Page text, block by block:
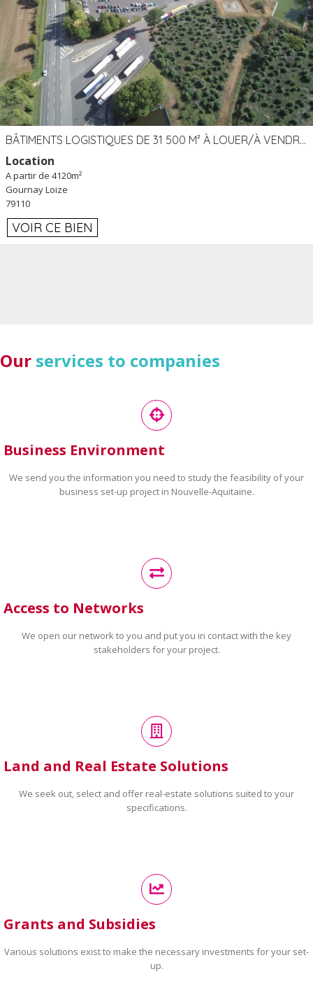
BÂTIMENTS LOGISTIQUES DE 31 500 M² À LOUER/À VENDRE SUR UN SITE DE 17 HA (79)
Location
A partir de 4120m²
Gournay Loize
79110
VOIR CE BIEN
Our services to companies
Business Environment
We send you the information you need to study the feasibility of your
business set-up project in Nouvelle-Aquitaine.
Access to Networks
We open our network to you and put you in contact with the key
stakeholders for your project.
Land and Real Estate Solutions
We seek out, select and offer real-estate solutions suited to your
specifications.
Grants and Subsidies
Various solutions exist to make the necessary investments for your set-
up.